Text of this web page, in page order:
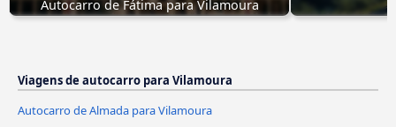
Autocarro de Fátima para Vilamoura
Viagens de autocarro para Vilamoura
Autocarro de Almada para Vilamoura